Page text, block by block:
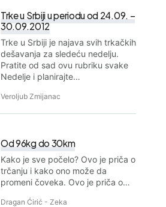
Trke u Srbiji u periodu od 24.09. –
30.09.2012
Trke u Srbiji je najava svih trkačkih
dešavanja za sledeću nedelju.
Pratite od sad ovu rubriku svake
Nedelje i planirajte…
Veroljub Zmijanac
Od 96kg do 30km
Kako je sve počelo? Ovo je priča o
trčanju i kako ono može da
promeni čoveka. Ovo je priča o…
Dragan Ćirić - Zeka